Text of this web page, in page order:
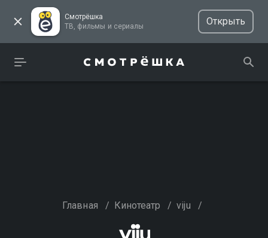
Смотрёшка
ТВ, фильмы и сериалы
Открыть
Главная / Кинотеатр / viju /